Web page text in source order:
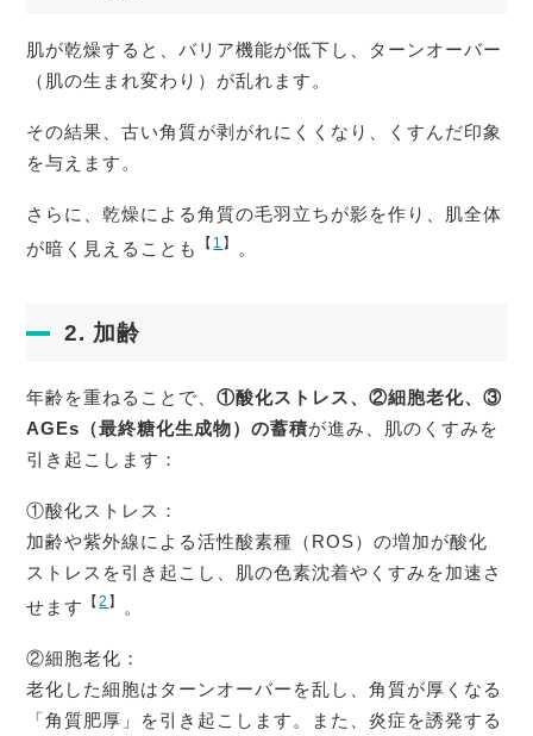
肌が乾燥すると、バリア機能が低下し、ターンオーバー
（肌の生まれ変わり）が乱れます。
その結果、古い角質が剥がれにくくなり、くすんだ印象
を与えます。
さらに、乾燥による角質の毛羽立ちが影を作り、肌全体
が暗く見えることも
【 1 】 。
2. 加齢
年齢を重ねることで、①酸化ストレス、②細胞老化、③
AGEs（最終糖化生成物）の蓄積が進み、肌のくすみを
引き起こします：
①酸化ストレス：
加齢や紫外線による活性酸素種（ROS）の増加が酸化
ストレスを引き起こし、肌の色素沈着やくすみを加速さ
せます
【2 】 。
②細胞老化：
老化した細胞はターンオーバーを乱し、角質が厚くなる
「角質肥厚」を引き起こします。また、炎症を誘発する